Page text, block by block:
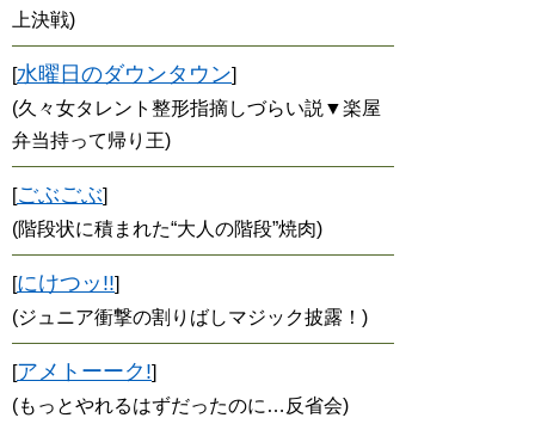
上決戦)
[水曜日のダウンタウン]
(久々女タレント整形指摘しづらい説▼楽屋
弁当持って帰り王)
[ごぶごぶ]
(階段状に積まれた“大人の階段”焼肉)
[にけつッ!!]
(ジュニア衝撃の割りばしマジック披露！)
[アメトーーク!]
(もっとやれるはずだったのに…反省会)